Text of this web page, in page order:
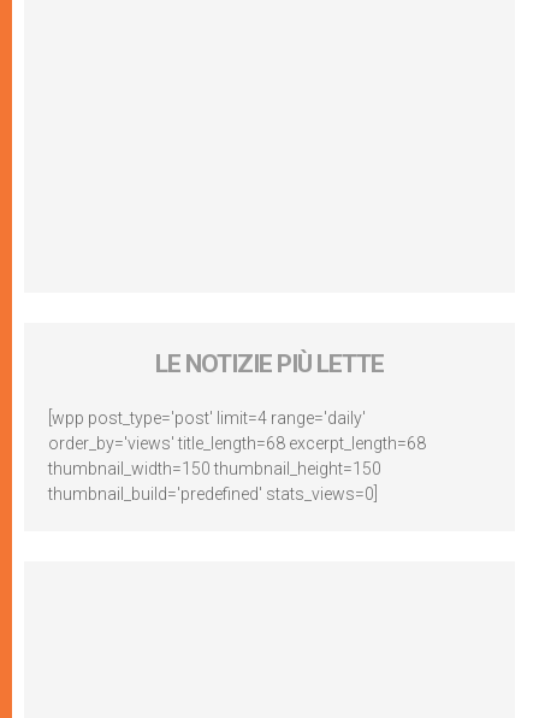
LE NOTIZIE PIÙ LETTE
[wpp post_type='post' limit=4 range='daily'
order_by='views' title_length=68 excerpt_length=68
thumbnail_width=150 thumbnail_height=150
thumbnail_build='predefined' stats_views=0]